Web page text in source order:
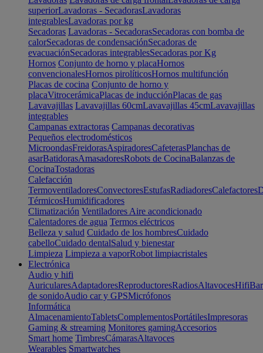
superiorLavadoras - SecadorasLavadoras
integrablesLavadoras por kg
Secadoras Lavadoras - SecadorasSecadoras con bomba de
calorSecadoras de condensaciónSecadoras de
evacuaciónSecadoras integrablesSecadoras por Kg
Hornos Conjunto de horno y placaHornos
convencionalesHornos pirolíticosHornos multifunción
Placas de cocina Conjunto de horno y
placaVitrocerámicaPlacas de inducciónPlacas de gas
Lavavajillas Lavavajillas 60cmLavavajillas 45cmLavavajillas
integrables
Campanas extractoras Campanas decorativas
Pequeños electrodomésticos
MicroondasFreidorasAspiradoresCafeterasPlanchas de
asarBatidorasAmasadoresRobots de CocinaBalanzas de
CocinaTostadoras
Calefacción
TermoventiladoresConvectoresEstufasRadiadoresCalefactores
TérmicosHumidificadores
Climatización Ventiladores Aire acondicionado
Calentadores de agua Termos eléctricos
Belleza y salud Cuidado de los hombresCuidado
cabelloCuidado dentalSalud y bienestar
Limpieza Limpieza a vaporRobot limpiacristales
Electrónica
Audio y hifi
AuricularesAdaptadoresReproductoresRadiosAltavocesHifi
de sonidoAudio car y GPSMicrófonos
Informática
AlmacenamientoTabletsComplementosPortátilesImpresoras
Gaming & streaming Monitores gamingAccesorios
Smart home TimbresCámarasAltavoces
Wearables Smartwatches